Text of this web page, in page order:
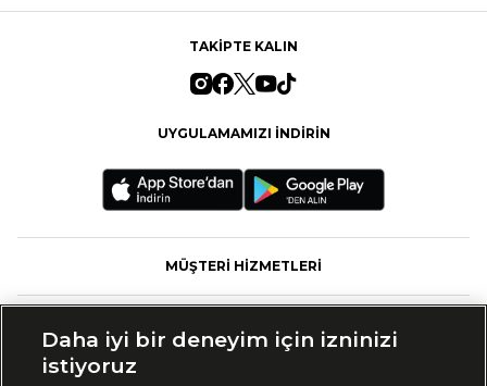
TAKİPTE KALIN
UYGULAMAMIZI İNDİRİN
MÜŞTERİ HİZMETLERİ
Daha iyi bir deneyim için izninizi
istiyoruz